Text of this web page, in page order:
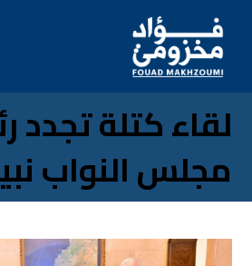
لقاء كتلة تجدد
مجلس النواب